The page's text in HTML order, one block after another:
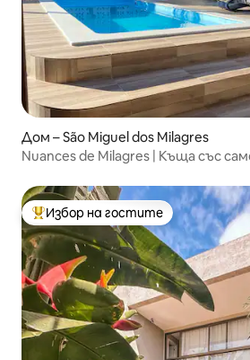
Дом – São Miguel dos Milagres
Nuances de Milagres | Къща със
Най-популярен избор на гостите
Избор на гостите